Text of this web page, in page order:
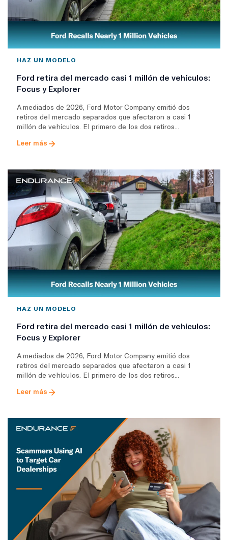
HAZ UN MODELO
Ford retira del mercado casi 1 millón de vehículos:
Focus y Explorer
A mediados de 2026, Ford Motor Company emitió dos
retiros del mercado separados que afectaron a casi 1
millón de vehículos. El primero de los dos retiros...
Leer más
HAZ UN MODELO
Ford retira del mercado casi 1 millón de vehículos:
Focus y Explorer
A mediados de 2026, Ford Motor Company emitió dos
retiros del mercado separados que afectaron a casi 1
millón de vehículos. El primero de los dos retiros...
Leer más